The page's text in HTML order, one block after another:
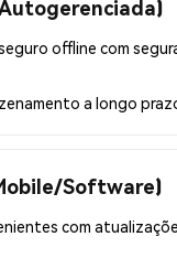
offline com
a longo
Software)
com